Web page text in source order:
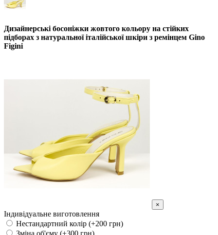
Дизайнерські босоніжки жовтого кольору на стійких
підборах з натуральної італійської шкіри з ремінцем Gino
Figini
×
Індивідуальне виготовлення
Нестандартний колір (+200 грн)